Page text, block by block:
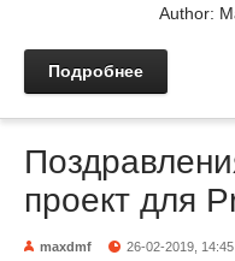
Author:
Подробнее
проект для
maxdmf 26-02-2019, 14:45